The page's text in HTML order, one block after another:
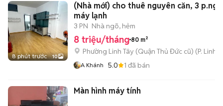
8 phút trước 10
(Nhà mới) cho thuê nguyên căn, 3
máy lạnh
3 PN Nhà ngõ, hẻm
8 triệu/tháng 80 m²
Phường Linh Tây (Quận Thủ Đức cũ) (P. Linh
A Khánh 5.0 1 đã bán
Màn hình máy tính